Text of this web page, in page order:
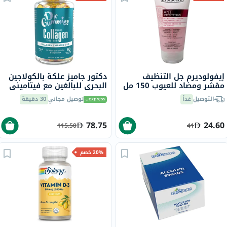
إيفولوديرم جل التنظيف
مقشر ومضاد للعيوب 150 مل
17322
التوصيلغداً
24.60
41
دكتور جاميز علكة بالكولاجين
البحري للبالغين مع فيتاميني
ج وهـ، حزمة من 60
توصيل مجاني30 دقيقة
78.75
115.50
20% خصم